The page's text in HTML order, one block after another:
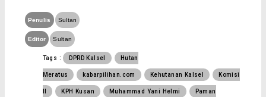
Penulis Sultan
Editor Sultan
Tags : DPRD Kalsel Hutan
Meratus kabarpilihan.com Kehutanan Kalsel Komisi
KPH Kusan Muhammad Yani Helmi Paman